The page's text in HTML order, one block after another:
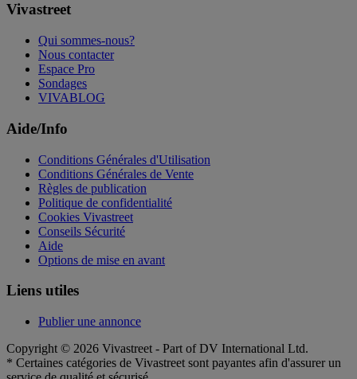
Vivastreet
Qui sommes-nous?
Nous contacter
Espace Pro
Sondages
VIVABLOG
Aide/Info
Conditions Générales d'Utilisation
Conditions Générales de Vente
Règles de publication
Politique de confidentialité
Cookies Vivastreet
Conseils Sécurité
Aide
Options de mise en avant
Liens utiles
Publier une annonce
Copyright © 2026 Vivastreet - Part of DV International Ltd.
* Certaines catégories de Vivastreet sont payantes afin d'assurer un